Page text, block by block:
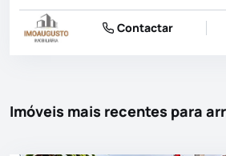
Contactar
Imóveis mais recentes para